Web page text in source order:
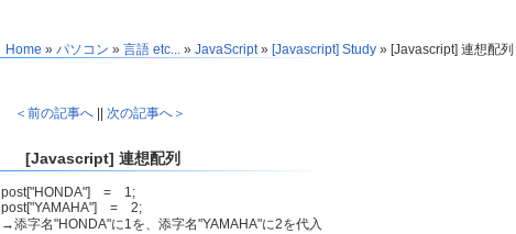
Home » パソコン » 言語 etc... » JavaScript» [Javascript] Study » [Javascript] 連想配列
＜前の記事へ 次の記事へ＞
[Javascript] 連想配列
post["HONDA"] = 1;
post["YAMAHA"] = 2;
→添字名"HONDA"に1を、添字名"YAMAHA"に2を代入